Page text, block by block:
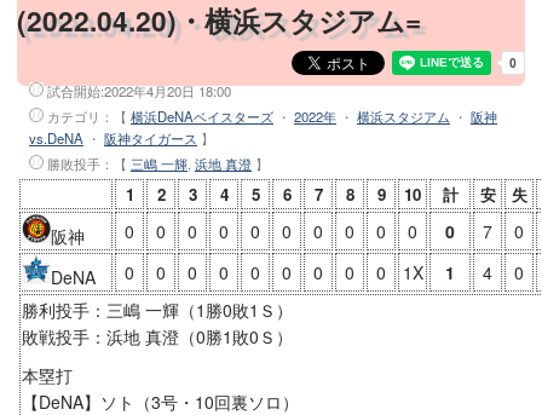
(2022.04.20)・横浜スタジアム=
試合開始:2022年4月20日 18:00
カテゴリ：【 横浜DeNAベイスターズ ・ 2022年 ・ 横浜スタジアム ・ 阪神
vs.DeNA ・ 阪神タイガース 】
勝敗投手 ：【 三嶋 一輝 浜地 真澄 】
1 2 3 4 5 6 7 8 9 10 計 安 失
阪神 0 0 0 0 0 0 0 0 0 0 0 7
0
DeNA
0 0 0 0 0 0 0 0 0 1X 1 4
0
勝利投手：三嶋 一輝（1勝0敗1Ｓ）
敗戦投手：浜地 真澄（0勝1敗0Ｓ）
本塁打
【DeNA】ソト（3号・10回裏ソロ）